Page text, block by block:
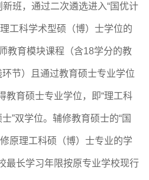
新班 ，通过二次遴选进入“国优计
工科学术型硕（博）士学位的
教育模块课程（含18学分的教
节）且通过教育硕士专业学位
教育硕士专业学位，即“理工科
”双学位。辅修教育硕士的“国
原理工科硕（博）士专业的学
最长学习年限按原专业学校现行